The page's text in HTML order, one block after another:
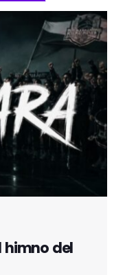
himno del